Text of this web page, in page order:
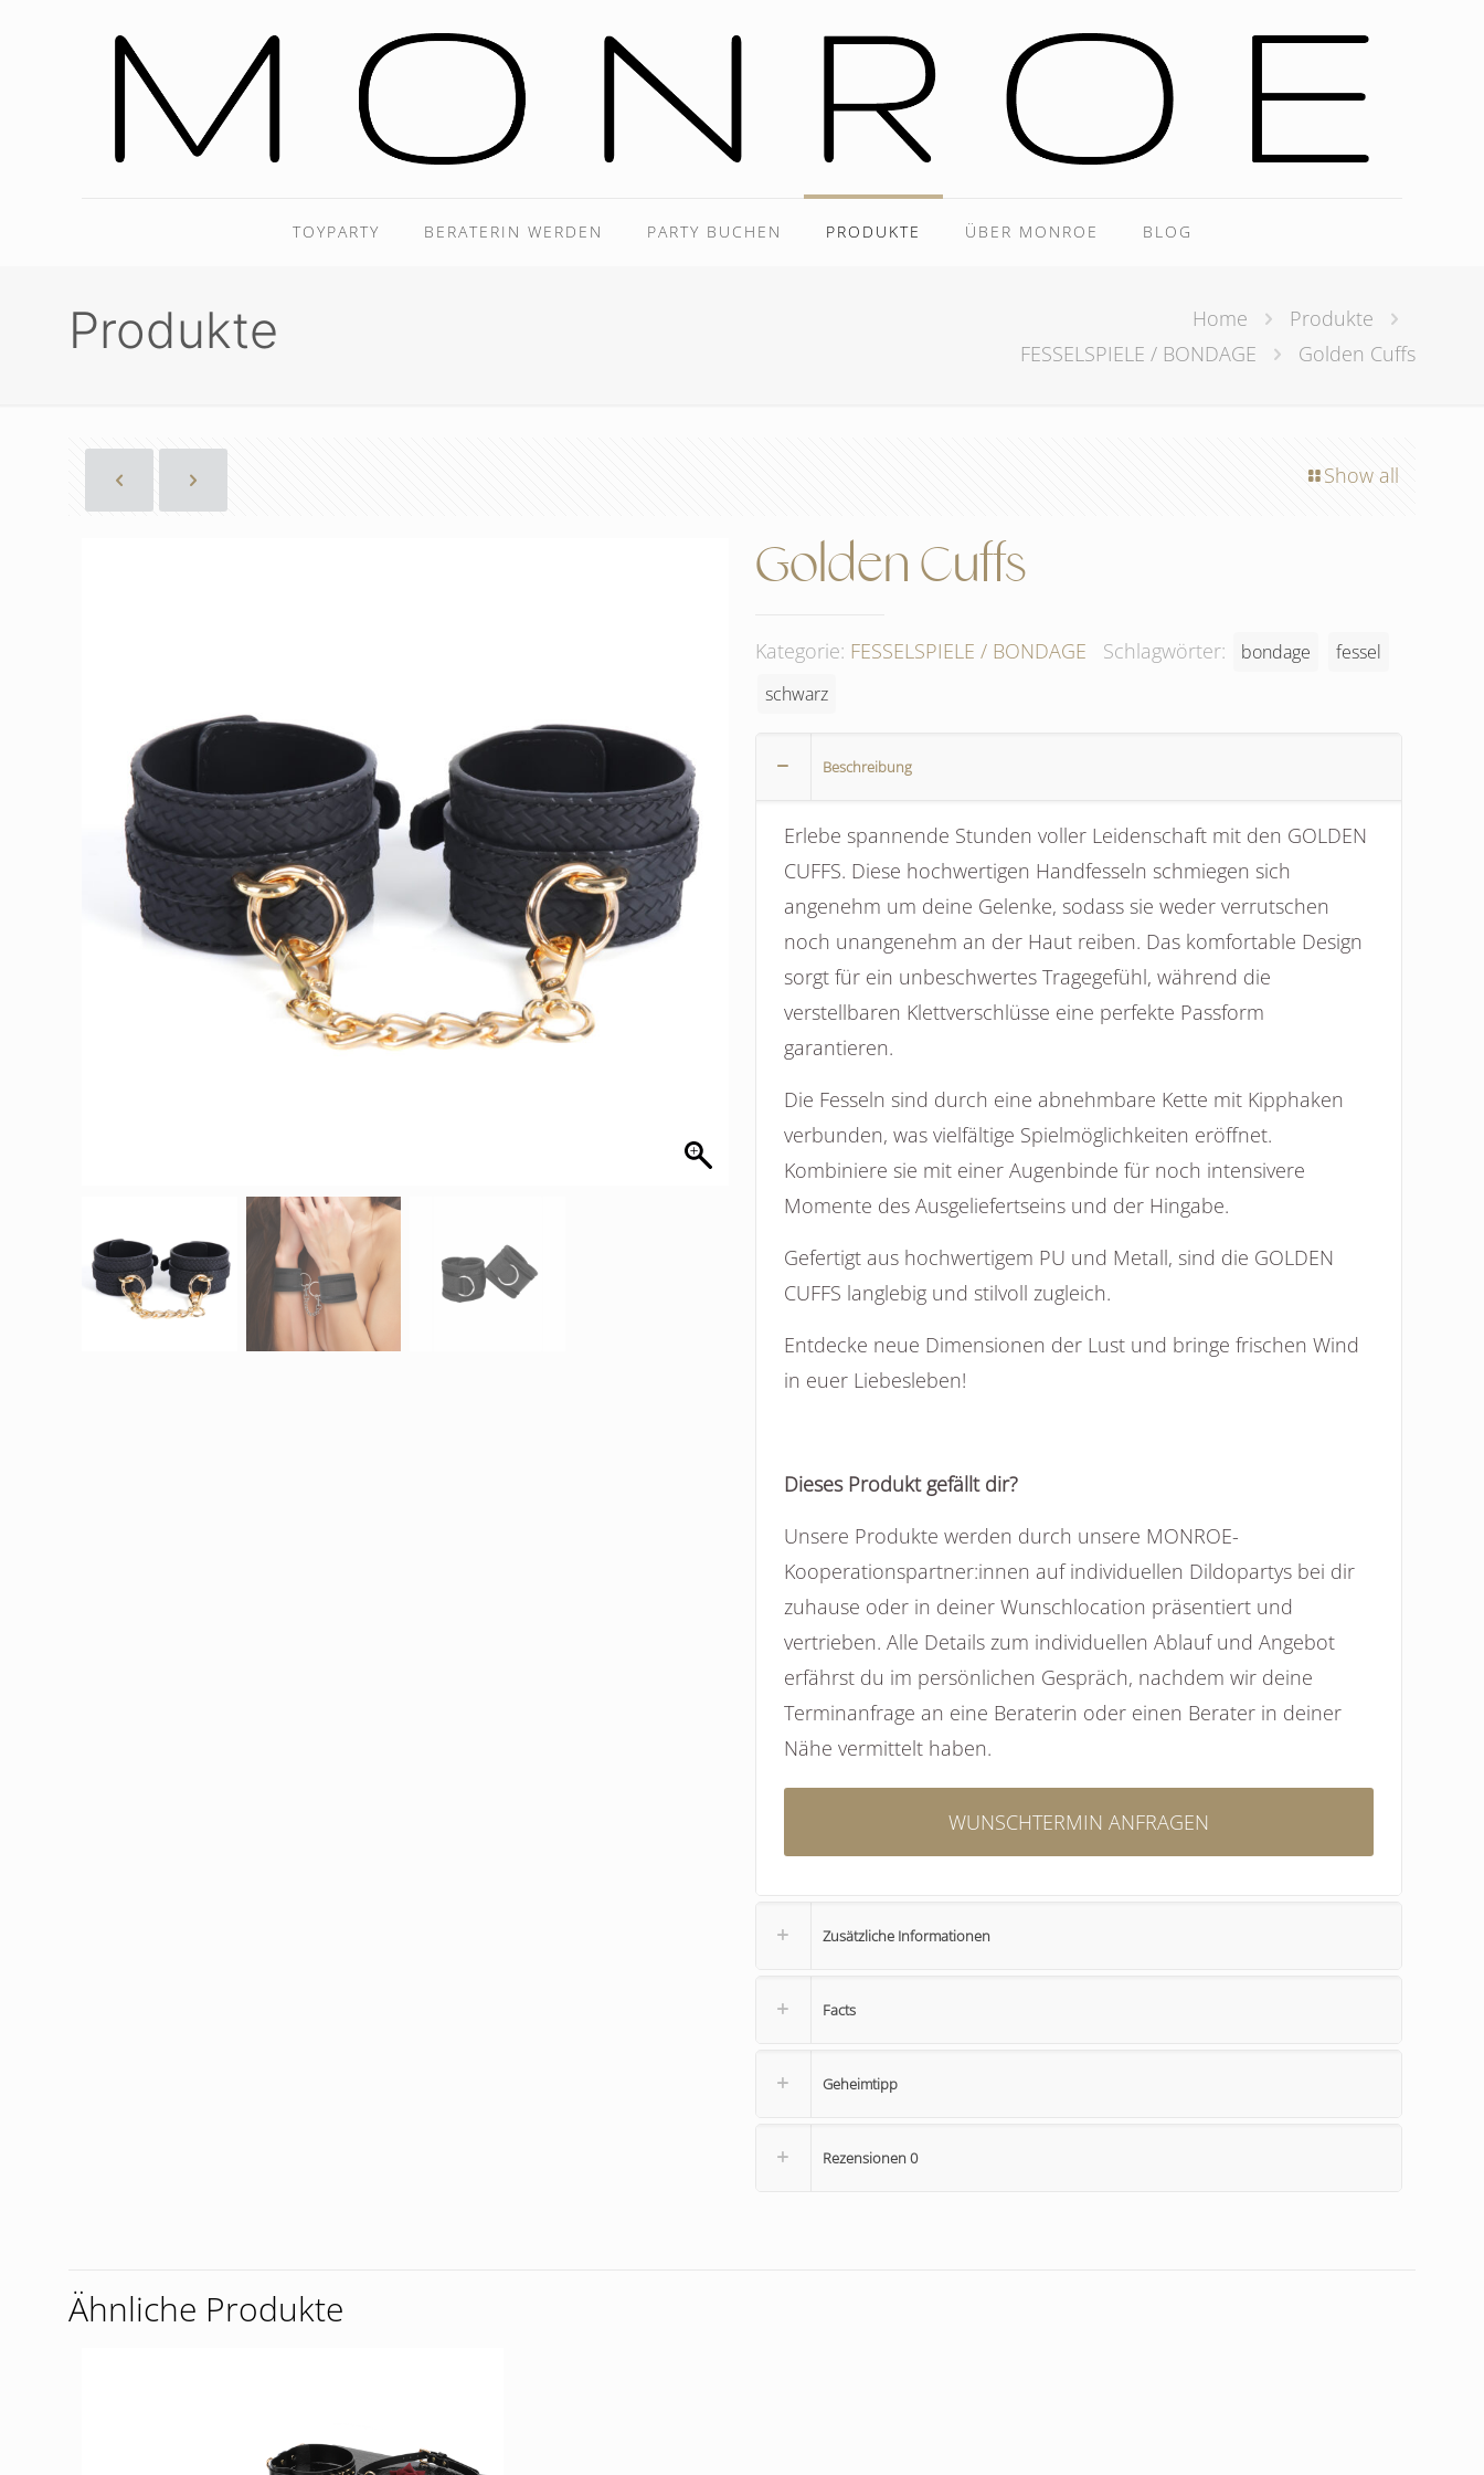
TOYPARTY BERATERIN WERDEN PARTY BUCHEN PRODUKTE ÜBER MONROE BLOG
Produkte Home
Produkte
FESSELSPIELE / BONDAGE
Golden Cuffs
Show all
Golden Cuffs
Kategorie: FESSELSPIELE / BONDAGE Schlagwörter: bondage
fessel
schwarz
Beschreibung
Erlebe spannende Stunden voller Leidenschaft mit den GOLDEN
CUFFS. Diese hochwertigen Handfesseln schmiegen sich
angenehm um deine Gelenke, sodass sie weder verrutschen
noch unangenehm an der Haut reiben. Das komfortable Design
sorgt für ein unbeschwertes Tragegefühl, während die
verstellbaren Klettverschlüsse eine perfekte Passform
garantieren.
Die Fesseln sind durch eine abnehmbare Kette mit Kipphaken
verbunden, was vielfältige Spielmöglichkeiten eröffnet.
Kombiniere sie mit einer Augenbinde für noch intensivere
Momente des Ausgeliefertseins und der Hingabe.
Gefertigt aus hochwertigem PU und Metall, sind die GOLDEN
CUFFS langlebig und stilvoll zugleich.
Entdecke neue Dimensionen der Lust und bringe frischen Wind
in euer Liebesleben!
Dieses Produkt gefällt dir?
Unsere Produkte werden durch unsere MONROE-
Kooperationspartner:innen auf individuellen Dildopartys bei dir
zuhause oder in deiner Wunschlocation präsentiert und
vertrieben. Alle Details zum individuellen Ablauf und Angebot
erfährst du im persönlichen Gespräch, nachdem wir deine
Terminanfrage an eine Beraterin oder einen Berater in deiner
Nähe vermittelt haben.
WUNSCHTERMIN ANFRAGEN
Zusätzliche Informationen
Facts
Geheimtipp
Rezensionen0
Ähnliche Produkte